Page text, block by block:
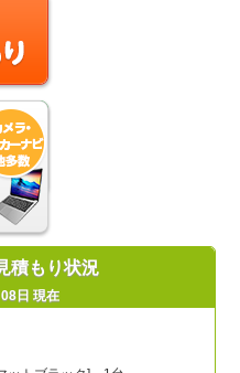
積もり状況
日 現在